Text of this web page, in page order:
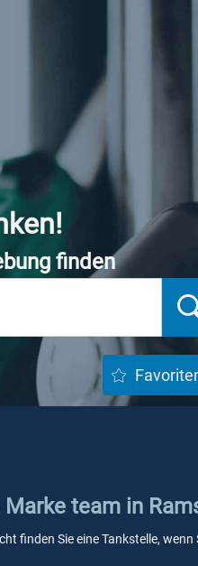
finden
team in
finden Sie eine Tankstelle,